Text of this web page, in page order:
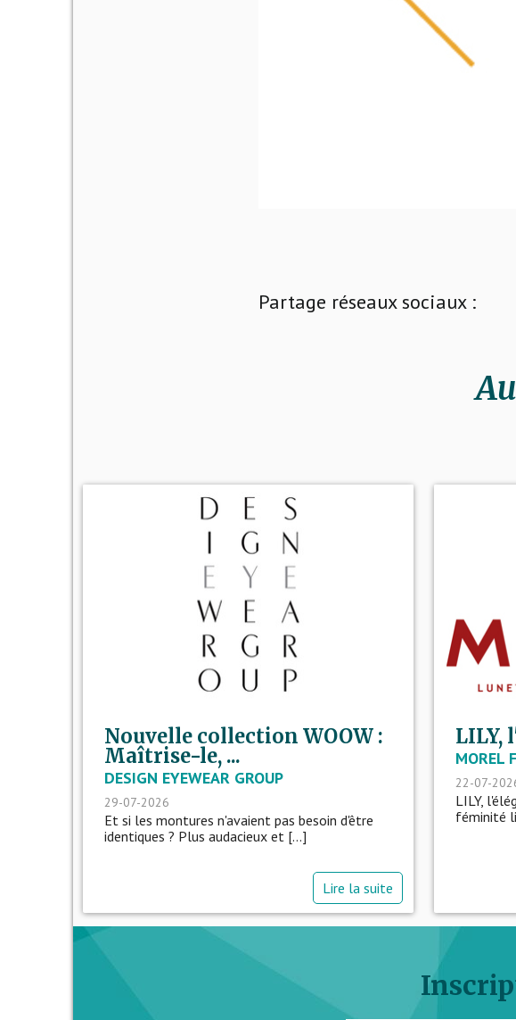
Partage réseaux sociaux :
Nouvelle collection WOOW :
Maîtrise-le, ...
DESIGN EYEWEAR GROUP
29-07-2026
Et si les montures n'avaient pas besoin d'être
identiques ? Plus audacieux et [...]
Lire la suite
LILY,
MOREL
22-07-
LILY,
féminité